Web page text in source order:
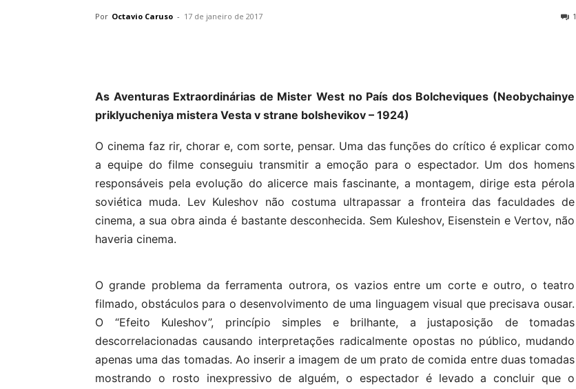
Por Octavio Caruso - 17 de janeiro de 2017 1
As Aventuras Extraordinárias de Mister West no País dos Bolcheviques (Neobychainye
priklyucheniya mistera Vesta v strane bolshevikov – 1924)
O cinema faz rir, chorar e, com sorte, pensar. Uma das funções do crítico é explicar como
a equipe do filme conseguiu transmitir a emoção para o espectador. Um dos homens
responsáveis pela evolução do alicerce mais fascinante, a montagem, dirige esta pérola
soviética muda. Lev Kuleshov não costuma ultrapassar a fronteira das faculdades de
cinema, a sua obra ainda é bastante desconhecida. Sem Kuleshov, Eisenstein e Vertov, não
haveria cinema.
O grande problema da ferramenta outrora, os vazios entre um corte e outro, o teatro
filmado, obstáculos para o desenvolvimento de uma linguagem visual que precisava ousar.
O “Efeito Kuleshov”, princípio simples e brilhante, a justaposição de tomadas
descorrelacionadas causando interpretações radicalmente opostas no público, mudando
apenas uma das tomadas. Ao inserir a imagem de um prato de comida entre duas tomadas
mostrando o rosto inexpressivo de alguém, o espectador é levado a concluir que o